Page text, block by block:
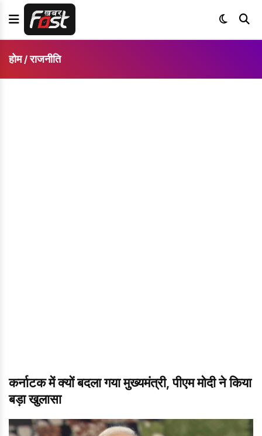
होम/ राजनीति
कर्नाटक में क्यों बदला गया मुख्यमंत्री, पीएम मोदी ने किया
बड़ा खुलासा